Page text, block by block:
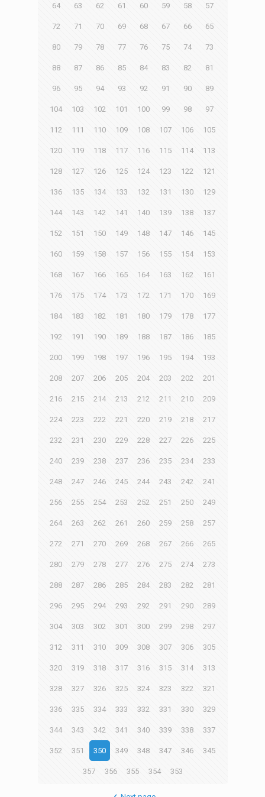
57
58
59
60
61
62
63
64
65
66
67
68
69
70
71
72
73
74
75
76
77
78
79
80
81
82
83
84
85
86
87
88
89
90
91
92
93
94
95
96
97
98
99
100
101
102
103
104
105
106
107
108
109
110
111
112
113
114
115
116
117
118
119
120
121
122
123
124
125
126
127
128
129
130
131
132
133
134
135
136
137
138
139
140
141
142
143
144
145
146
147
148
149
150
151
152
153
154
155
156
157
158
159
160
161
162
163
164
165
166
167
168
169
170
171
172
173
174
175
176
177
178
179
180
181
182
183
184
185
186
187
188
189
190
191
192
193
194
195
196
197
198
199
200
201
202
203
204
205
206
207
208
209
210
211
212
213
214
215
216
217
218
219
220
221
222
223
224
225
226
227
228
229
230
231
232
233
234
235
236
237
238
239
240
241
242
243
244
245
246
247
248
249
250
251
252
253
254
255
256
257
258
259
260
261
262
263
264
265
266
267
268
269
270
271
272
273
274
275
276
277
278
279
280
281
282
283
284
285
286
287
288
289
290
291
292
293
294
295
296
297
298
299
300
301
302
303
304
305
306
307
308
309
310
311
312
313
314
315
316
317
318
319
320
321
322
323
324
325
326
327
328
329
330
331
332
333
334
335
336
337
338
339
340
341
342
343
344
345
346
347
348
349
350
351
352
353
354
355
356
357